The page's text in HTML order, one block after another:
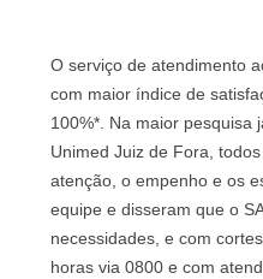
O serviço de atendimento
com maior índice de
100%*. Na maior pesquisa
Unimed Juiz de Fora,
atenção, o empenho e os
equipe e disseram que o
necessidades, e com
horas via 0800 e com